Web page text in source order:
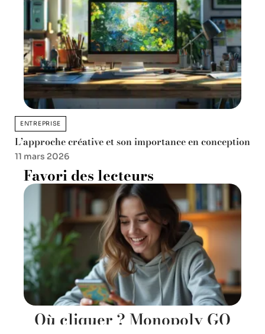
ENTREPRISE
L’approche créative et son importance en conception
11 mars 2026
Favori des lecteurs
Où cliquer ? Monopoly GO